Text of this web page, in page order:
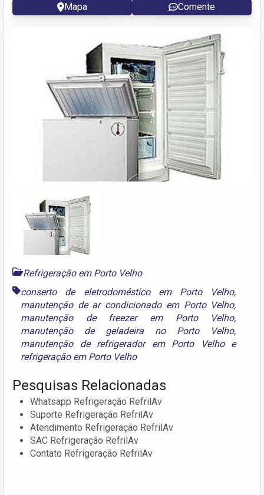
Mapa Comente
Refrigeração em Porto Velho
conserto de eletrodoméstico em Porto Velho,
manutenção de ar condicionado em Porto Velho,
manutenção de freezer em Porto Velho,
manutenção de geladeira no Porto Velho,
manutenção de refrigerador em Porto Velhoe
refrigeração em Porto Velho
Pesquisas Relacionadas
Whatsapp Refrigeração RefrilAv
Suporte Refrigeração RefrilAv
Atendimento Refrigeração RefrilAv
SAC Refrigeração RefrilAv
Contato Refrigeração RefrilAv